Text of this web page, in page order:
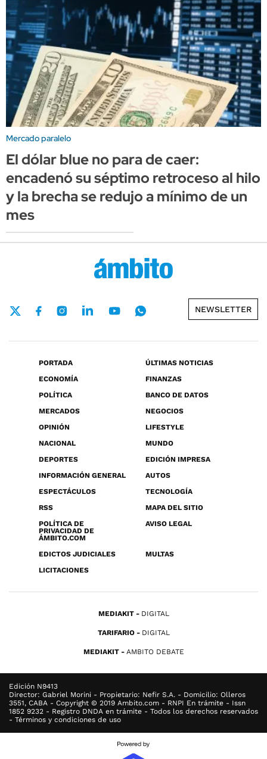
Mercado paralelo
El dólar blue no para de caer:
encadenó su séptimo retroceso al hilo
y la brecha se redujo a mínimo de un
mes
NEWSLETTER
PORTADA
ÚLTIMAS NOTICIAS
ECONOMÍA
FINANZAS
POLÍTICA
BANCO DE DATOS
MERCADOS
NEGOCIOS
OPINIÓN
LIFESTYLE
NACIONAL
MUNDO
DEPORTES
EDICIÓN IMPRESA
INFORMACIÓN GENERAL
AUTOS
ESPECTÁCULOS
TECNOLOGÍA
RSS
MAPA DEL SITIO
POLÍTICA DE
PRIVACIDAD DE
ÁMBITO.COM
AVISO LEGAL
EDICTOS JUDICIALES
MULTAS
LICITACIONES
MEDIAKIT DIGITAL
TARIFARIO DIGITAL
MEDIAKIT AMBITO DEBATE
Edición N9413
Director: Gabriel Morini - Propietario: Nefir S.A. - Domicilio: Olleros
3551, CABA - Copyright © 2019 Ambito.com - RNPI En trámite - Issn
1852 9232 - Registro DNDA en trámite - Todos los derechos reservados
- Términos y condiciones de uso